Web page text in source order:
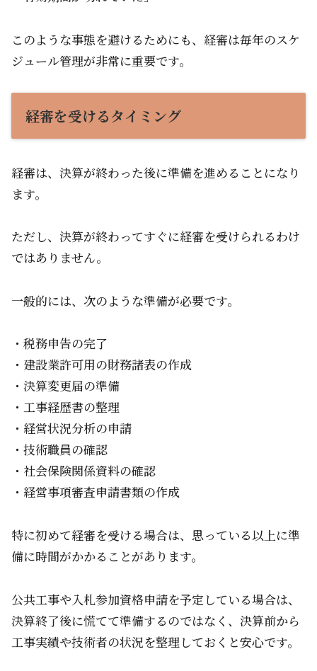
このような事態を避けるためにも、経審は毎年のスケ
ジュール管理が非常に重要です。
経審を受けるタイミング
経審は、決算が終わった後に準備を進めることになり
ます。
ただし、決算が終わってすぐに経審を受けられるわけ
ではありません。
一般的には、次のような準備が必要です。
・税務申告の完了
・建設業許可用の財務諸表の作成
・決算変更届の準備
・工事経歴書の整理
・経営状況分析の申請
・技術職員の確認
・社会保険関係資料の確認
・経営事項審査申請書類の作成
特に初めて経審を受ける場合は、思っている以上に準
備に時間がかかることがあります。
公共工事や入札参加資格申請を予定している場合は、
決算終了後に慌てて準備するのではなく、決算前から
工事実績や技術者の状況を整理しておくと安心です。